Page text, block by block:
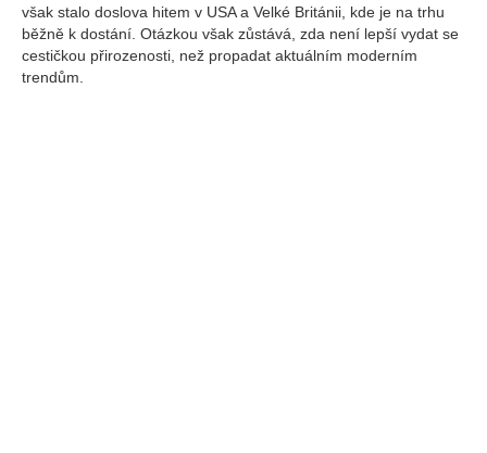
však stalo doslova hitem v USA a Velké Británii, kde je na trhu
běžně k dostání. Otázkou však zůstává, zda není lepší vydat se
cestičkou přirozenosti, než propadat aktuálním moderním
trendům.